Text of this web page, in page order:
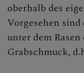
oberhalb des
Vorgesehen
unter dem
Grabschmuck,